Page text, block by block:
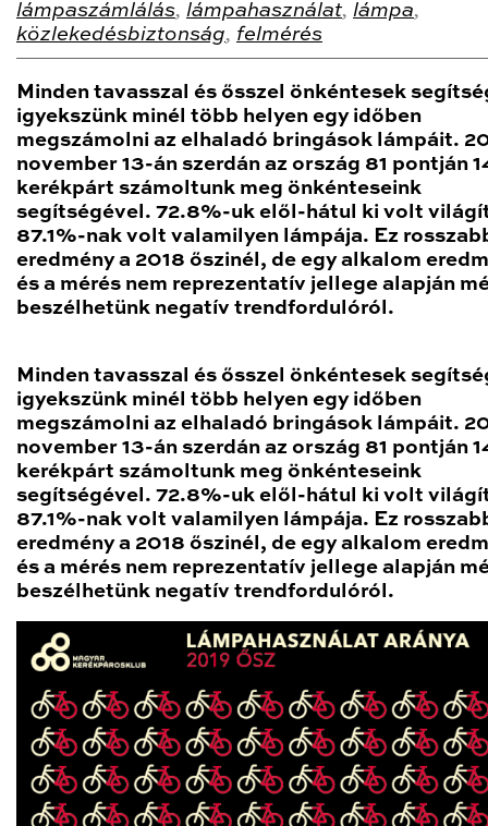
lámpaszámlálás, lámpahasználat, lámpa,
közlekedésbiztonság, felmérés
Minden tavasszal és ősszel önkéntesek
igyekszünk minél több helyen egy időben
megszámolni az elhaladó bringások lámpáit.
november 13-án szerdán az ország 81 pontján
kerékpárt számoltunk meg önkénteseink
segítségével. 72.8%-uk elől-hátul ki volt
87.1%-nak volt valamilyen lámpája. Ez
eredmény a 2018 őszinél, de egy alkalom
és a mérés nem reprezentatív jellege alapján
beszélhetünk negatív trendfordulóról.
Minden tavasszal és ősszel önkéntesek
igyekszünk minél több helyen egy időben
megszámolni az elhaladó bringások lámpáit.
november 13-án szerdán az ország 81 pontján
kerékpárt számoltunk meg önkénteseink
segítségével. 72.8%-uk elől-hátul ki volt
87.1%-nak volt valamilyen lámpája. Ez
eredmény a 2018 őszinél, de egy alkalom
és a mérés nem reprezentatív jellege alapján
beszélhetünk negatív trendfordulóról.